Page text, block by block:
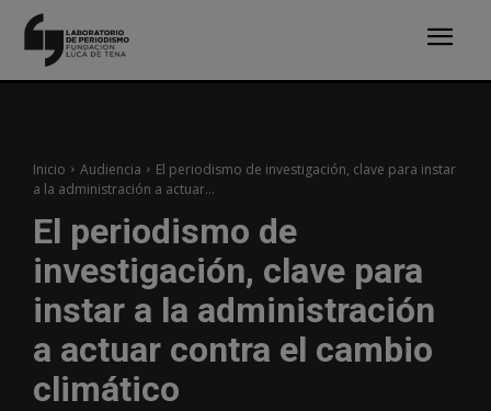
Inicio Audiencia
El periodismo de investigación, clave para instar
a la administración a actuar...
El periodismo de
investigación, clave para
instar a la administración
a actuar contra el cambio
climático